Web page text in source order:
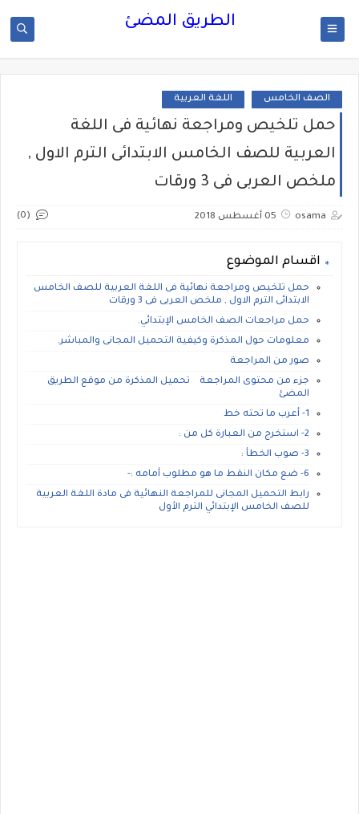
الطريق المضئ
الصف الخامس اللغة العربية
حمل تلخيص ومراجعة نهائية فى اللغة
العربية للصف الخامس الابتدائى الترم الاول ,
ملخص العربى فى 3 ورقات
osama 05 أغسطس 2018 (0)
اقسام الموضوع
حمل تلخيص ومراجعة نهائية فى اللغة العربية للصف الخامس
الابتدائى الترم الاول , ملخص العربى فى 3 ورقات
حمل مراجعات الصف الخامس الإبتدائي.
معلومات حول المذكرة وكيفية التحميل المجانى والمباشر.
صور من المراجعة
جزء من محتوى المراجعة تحميل المذكرة من موقع الطريق
المضئ
1- أعرب ما تحته خط
2- استخرج من العبارة كل من :
3- صوب الخطأ :
6- ضع مكان النقط ما هو مطلوب أمامه :-
رابط التحميل المجانى للمراجعة النهائية فى مادة اللغة العربية
للصف الخامس الإبتدائي الترم الأول